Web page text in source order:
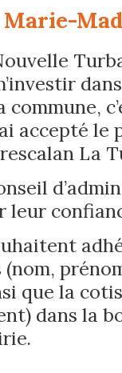
Marie-
commune,
accepté le
La
leur
que la
dans la